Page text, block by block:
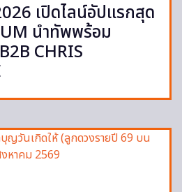
เปิดไลน์อัปแรกสุด
นำทัพพร้อม
CHRIS